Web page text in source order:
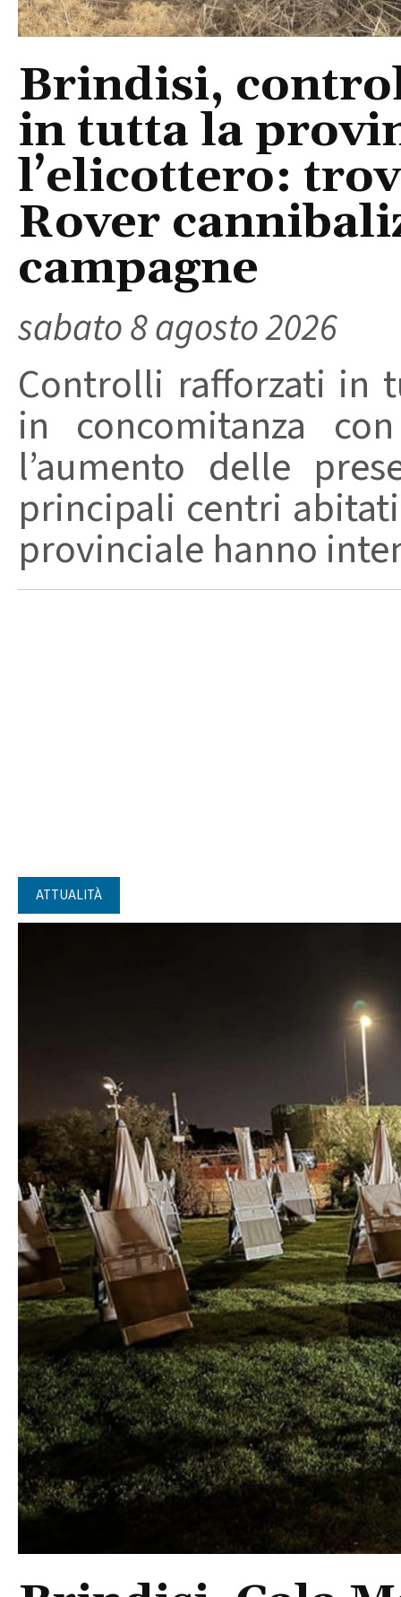
Brindisi,
in tutta la
l’elicottero:
Rover
campagne
sabato 8 agosto 2026
Controlli rafforzati in
in concomitanza
l’aumento delle
principali centri
provinciale hanno
ATTUALITÀ